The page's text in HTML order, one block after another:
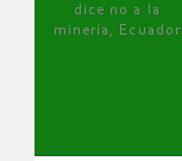
dice no a la
minería, Ecuador